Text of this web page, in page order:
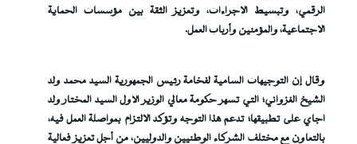
الرقمي، وتبسيط الإجراءات، وتعزيز الثقة بين مؤسسات الحماية
الاجتماعية، والمؤمنين وأرباب العمل.
وقال إن التوجيهات السامية لفخامة رئيس الجمهورية السيد محمد ولد
الشيخ الغزواني؛ التي تسهر حكومة معالي الوزير الأول السيد المختار ولد
اجاي على تطبيقها؛ تدعم هذا التوجه وتؤكد الالتزام بمواصلة العمل فيه،
بالتعاون مع مختلف الشركاء الوطنيين والدوليين، من أجل تعزيز فعالية